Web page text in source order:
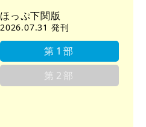
ほっぷ下関版
2026.07.31 発刊
第1部
第2部